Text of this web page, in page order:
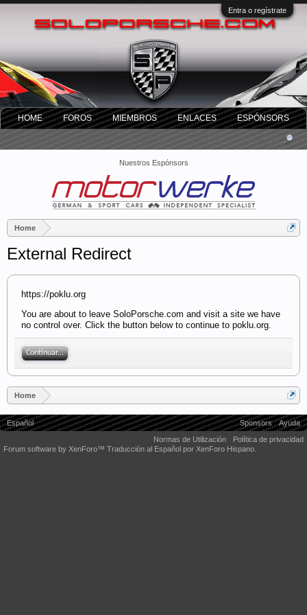
Entra o regístrate
Nuestros Espónsors
Home
External Redirect
https://poklu.org
You are about to leave SoloPorsche.com and visit a site we have
no control over. Click the button below to continue to poklu.org.
Continuar...
Home
HOME FOROS MIEMBROS ENLACES ESPÓNSORS
Español Sponsors
Ayuda
Normas de Utilización
Política de privacidad
Forum software by XenForo™ Traducción al Español por XenForo Hispano.